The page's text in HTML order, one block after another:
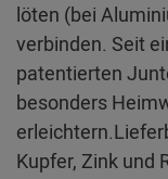
löten (bei
verbinden. Seit
patentierten
besonders
Kupfer, Zink und